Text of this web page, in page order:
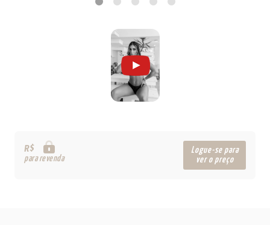
R$
para revenda
Logue-se para
ver o preço